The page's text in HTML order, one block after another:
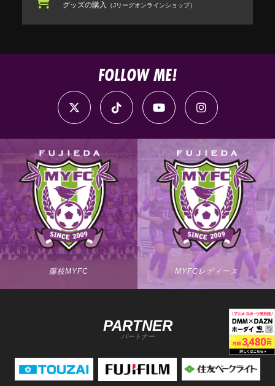
グッズの購入 （Jリーグオンラインショップ）
FOLLOW ME!
藤枝MYFC MYFCレディース
PARTNER
パートナー